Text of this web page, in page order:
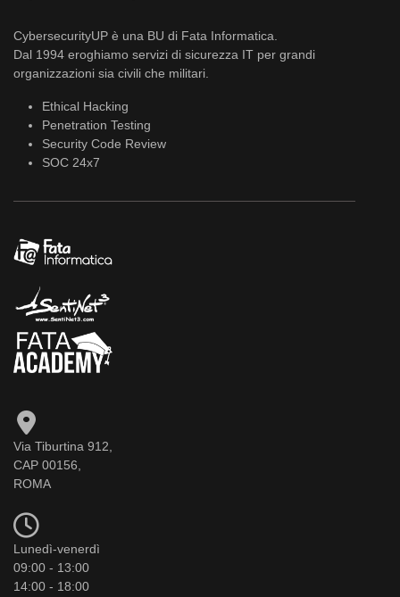
CybersecurityUP è una BU di Fata Informatica.
Dal 1994 eroghiamo servizi di sicurezza IT per grandi
organizzazioni sia civili che militari.
Ethical Hacking
Penetration Testing
Security Code Review
SOC 24x7
Via Tiburtina 912,
CAP 00156,
ROMA
Lunedì-venerdì
09:00 - 13:00
14:00 - 18:00